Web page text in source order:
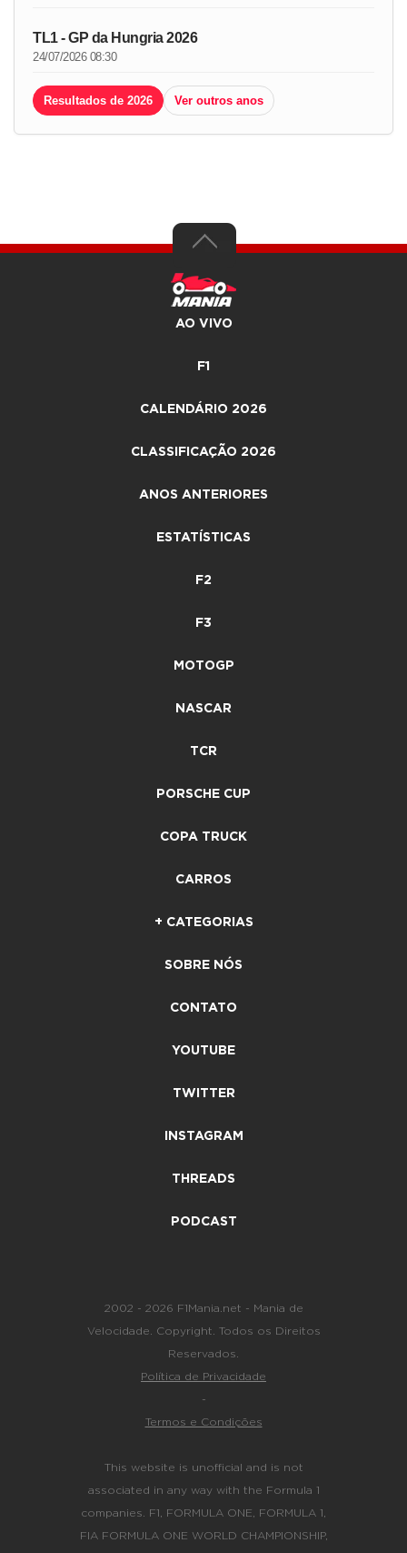
TL1 - GP da Hungria 2026
24/07/2026 08:30
Resultados de 2026 Ver outros anos
AO VIVO
F1
CALENDÁRIO 2026
CLASSIFICAÇÃO 2026
ANOS ANTERIORES
ESTATÍSTICAS
F2
F3
MOTOGP
NASCAR
TCR
PORSCHE CUP
COPA TRUCK
CARROS
+ CATEGORIAS
SOBRE NÓS
CONTATO
YOUTUBE
TWITTER
INSTAGRAM
THREADS
PODCAST
2002 - 2026 F1Mania.net - Mania de
Velocidade. Copyright. Todos os Direitos
Reservados.
Política de Privacidade
-
Termos e Condições
This website is unofficial and is not
associated in any way with the Formula 1
companies. F1, FORMULA ONE, FORMULA 1,
FIA FORMULA ONE WORLD CHAMPIONSHIP,